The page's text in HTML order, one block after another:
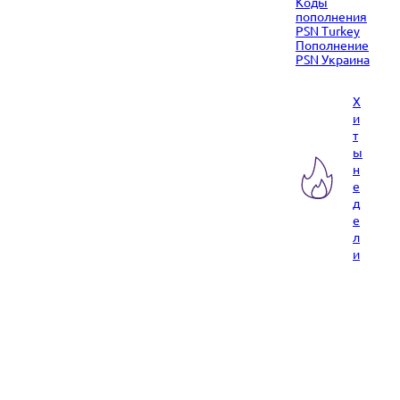
пополнения
PSN Turkey
Пополнение
PSN Украина
Х
и
т
ы
н
е
д
е
л
и